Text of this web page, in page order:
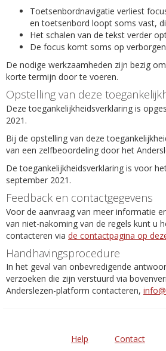
Toetsenbordnavigatie verliest
en toetsenbord loopt soms vast,
Het schalen van de tekst verder
De focus komt soms op
De nodige werkzaamheden zijn bezig
korte termijn door te voeren.
Opstelling van deze
Deze toegankelijkheidsverklaring is
2021.
Bij de opstelling van deze
van een zelfbeoordeling door het
De toegankelijkheidsverklaring is voor
september 2021.
Feedback en contactgegevens
Voor de aanvraag van meer informatie
van niet-nakoming van de regels kunt u
contacteren via de contactpagina op
Handhavingsprocedure
In het geval van onbevredigende
verzoeken die zijn verstuurd via
Anderslezen-platform contacteren,
Help Contact